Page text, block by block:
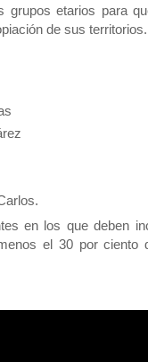
etarios para
de sus territorios.
en los que deben
el 30 por ciento